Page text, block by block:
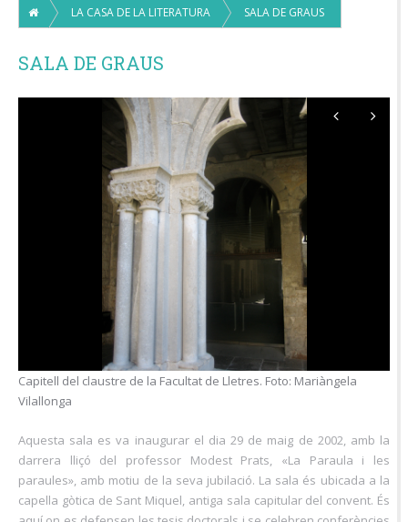
LA CASA DE LA LITERATURA SALA DE GRAUS
SALA DE GRAUS
Capitell del claustre de la Facultat de Lletres. Foto: Mariàngela
Vilallonga
Aquesta sala es va inaugurar el dia 29 de maig de 2002, amb la
darrera lliçó del professor Modest Prats, «La Paraula i les
paraules», amb motiu de la seva jubilació. La sala és ubicada a la
capella gòtica de Sant Miquel, antiga sala capitular del convent. És